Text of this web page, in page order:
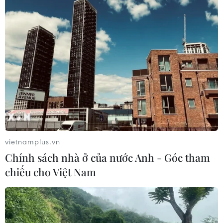
vietnamplus.vn
Chính sách nhà ở của nước Anh - Góc tham
chiếu cho Việt Nam